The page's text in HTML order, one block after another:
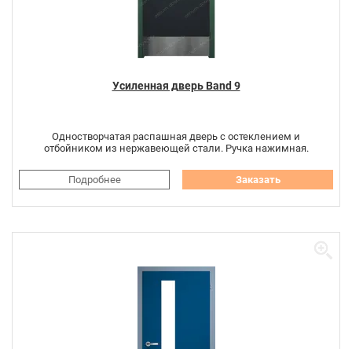
Усиленная дверь Band 9
Одностворчатая распашная дверь с остеклением и
отбойником из нержавеющей стали. Ручка нажимная.
Подробнее Заказать